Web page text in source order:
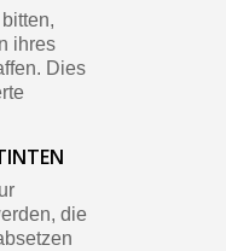
ihres
Dies
die